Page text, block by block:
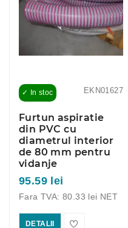
EKN01627
✓ In stoc
Furtun aspiratie
din PVC cu
diametrul interior
de 80 mm pentru
vidanje
95.59 lei
Fara TVA: 80.33 lei NET
DETALII